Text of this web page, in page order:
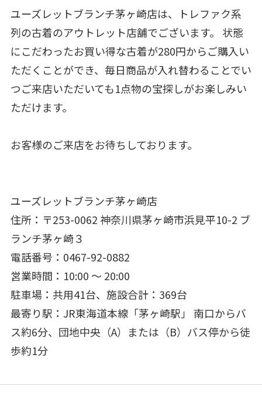
ユーズレットブランチ茅ヶ崎店は、トレファク系
列の古着のアウトレット店舗でございます。 状態
にこだわったお買い得な古着が280円からご購入い
ただくことができ、毎日商品が入れ替わることでい
つご来店いただいても1点物の宝探しがお楽しみい
ただけます。
お客様のご来店をお待ちしております。
ユーズレットブランチ茅ヶ崎店
住所：〒253-0062 神奈川県茅ヶ崎市浜見平10-2 ブ
ランチ茅ヶ崎３
電話番号：0467-92-0882
営業時間：10:00 ～ 20:00
駐車場：共用41台、施設合計：369台
最寄り駅：JR東海道本線「茅ヶ崎駅」 南口からバ
ス約6分、団地中央（A）または（B）バス停から徒
歩約1分